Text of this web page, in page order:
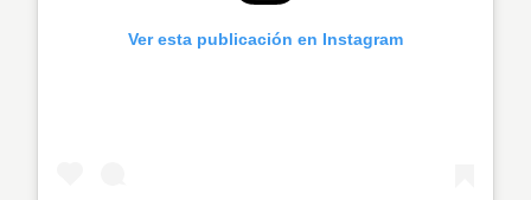
Ver esta publicación en Instagram